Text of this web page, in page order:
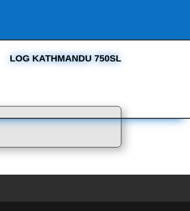
LOG KATHMANDU 750SL